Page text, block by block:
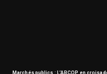
Marchés publics : L’ARCOP en